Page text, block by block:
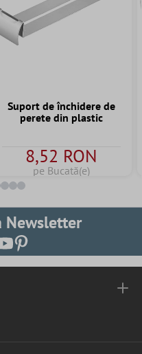
Suport de închidere de
perete din plastic
8,52 RON
pe Bucată(e)
Newsletter